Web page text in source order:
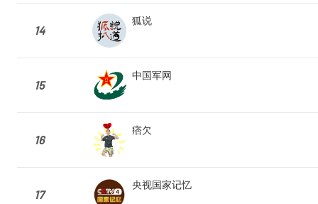
14
狐说
15
中国军网
16
痞欠
17
央视国家记忆